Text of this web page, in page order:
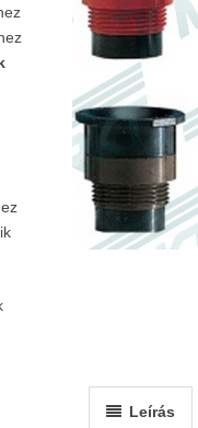
Leírás